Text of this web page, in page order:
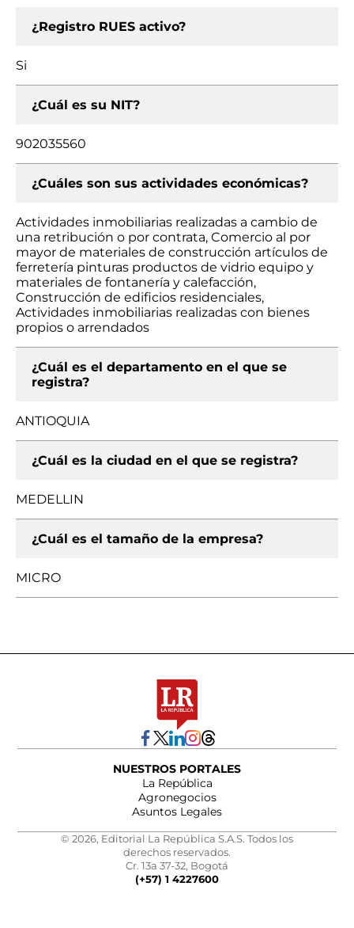
¿Registro RUES activo?
Si
¿Cuál es su NIT?
902035560
¿Cuáles son sus actividades económicas?
Actividades inmobiliarias realizadas a cambio de
una retribución o por contrata, Comercio al por
mayor de materiales de construcción artículos de
ferretería pinturas productos de vidrio equipo y
materiales de fontanería y calefacción,
Construcción de edificios residenciales,
Actividades inmobiliarias realizadas con bienes
propios o arrendados
¿Cuál es el departamento en el que se
registra?
ANTIOQUIA
¿Cuál es la ciudad en el que se registra?
MEDELLIN
¿Cuál es el tamaño de la empresa?
MICRO
NUESTROS PORTALES
La República
Agronegocios
Asuntos Legales
© 2026, Editorial La República S.A.S. Todos los
derechos reservados.
Cr. 13a 37-32, Bogotá
(+57) 1 4227600